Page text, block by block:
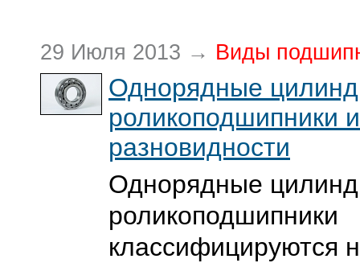
29 Июля 2013 → Виды
Однорядные
роликоподшипники
разновидности
Однорядные
роликоподшипники
классифицируются